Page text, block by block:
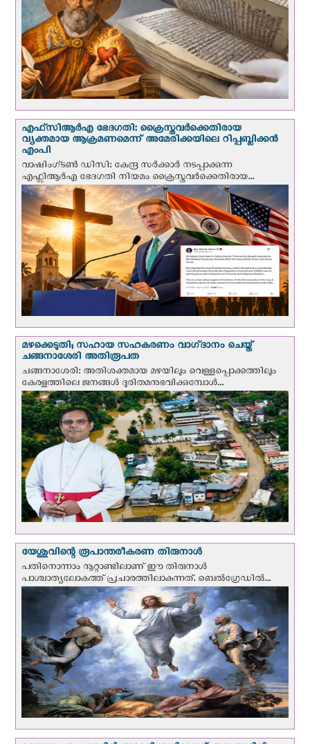
എഫ്‌സി‌ആര്‍‌എ ഭേദഗതി: ക്രൈസ്തവർക്കെതിരായ
വ്യക്തമായ ആക്രമണമെന്ന് അമേരിക്കയിലെ റിപ്പബ്ലിക്കൻ
എംപി
വാഷിംഗ്ടണ്‍ ഡി‌സി: കേന്ദ്ര സർക്കാർ നടപ്പാക്കുന്ന
എഫ്സിആർഎ ഭേദഗതി നിയമം ക്രൈസ്തവർക്കെതിരായ...
മഴക്കെടുതി; സഹായ സഹകരണം വാഗ്‌ദാനം ചെയ്ത്
ചങ്ങനാശേരി അതിരൂപത
ചങ്ങനാശേരി: അതിശക്തമായ മഴയിലും വെള്ളപ്പൊക്കത്തിലും
കേരളത്തിലെ ജനങ്ങൾ ദുരിതമനുഭവിക്കുമ്പോൾ...
യേശുവിന്റെ രൂപാന്തരീകരണ തിരുനാള്‍
പതിനൊന്നാം നൂറ്റാണ്ടിലാണ് ഈ തിരുനാള്‍
പാശ്ചാത്യലോകത്ത് പ്രചാരത്തിലാകുന്നത്. ബെല്‍ഗ്രേഡില്‍...